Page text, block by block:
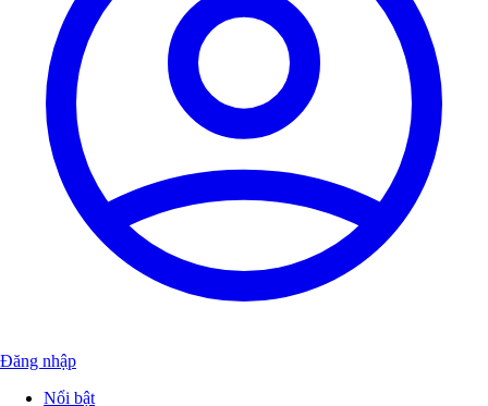
Đăng nhập
Nổi bật